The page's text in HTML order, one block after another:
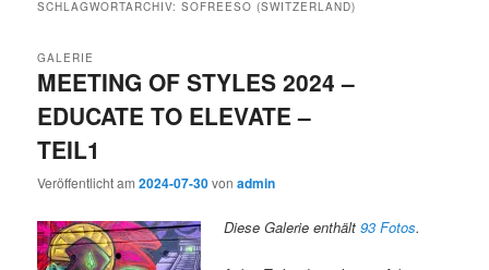
SCHLAGWORTARCHIV:SOFREESO (SWITZERLAND)
MEETING OF STYLES 2024 –
EDUCATE TO ELEVATE –
TEIL1
GALERIE
Veröffentlicht am2024-07-30vonadmin
Diese Galerie enthält93 Fotos.